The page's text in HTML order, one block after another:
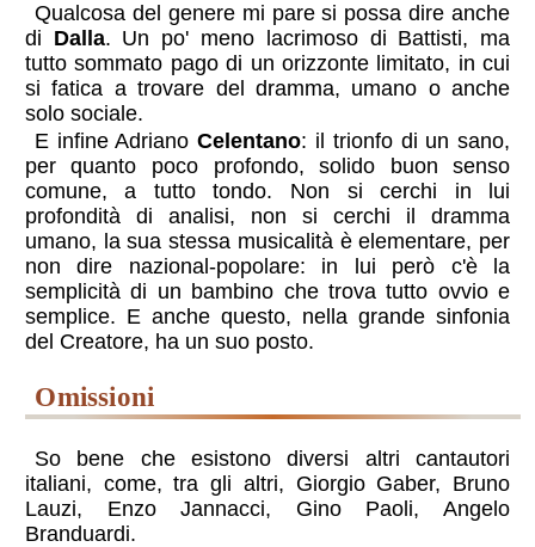
Qualcosa del genere mi pare si possa dire anche
di Dalla. Un po' meno lacrimoso di Battisti, ma
tutto sommato pago di un orizzonte limitato, in cui
si fatica a trovare del dramma, umano o anche
solo sociale.
E infine AdrianoCelentano: il trionfo di un sano,
per quanto poco profondo, solido buon senso
comune, a tutto tondo. Non si cerchi in lui
profondità di analisi, non si cerchi il dramma
umano, la sua stessa musicalità è elementare, per
non dire nazional-popolare: in lui però c'è la
semplicità di un bambino che trova tutto ovvio e
semplice. E anche questo, nella grande sinfonia
del Creatore, ha un suo posto.
omissioni
So bene che esistono diversi altri cantautori
italiani, come, tra gli altri, Giorgio Gaber, Bruno
Lauzi, Enzo Jannacci, Gino Paoli, Angelo
Branduardi.